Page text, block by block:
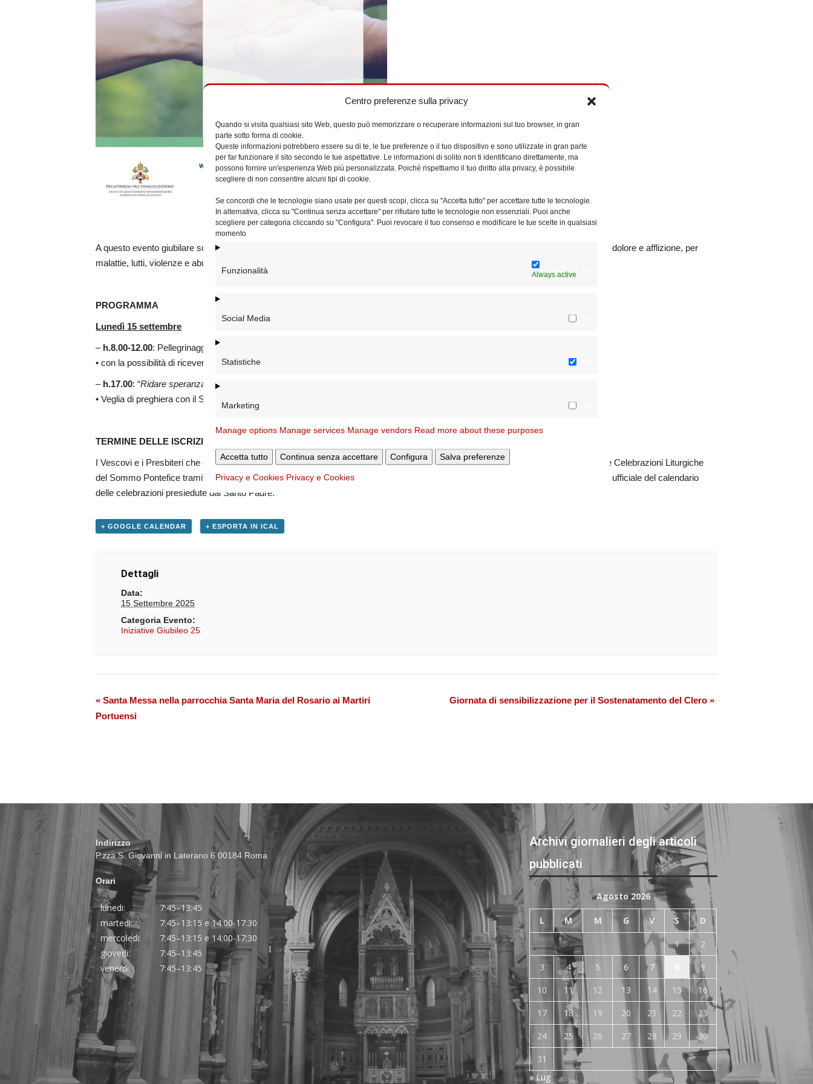
Centro preferenze sulla privacy
Quando si visita qualsiasi sito Web, questo può memorizzare o recuperare informazioni sul tuo browser, in gran
parte sotto forma di cookie.
Queste informazioni potrebbero essere su di te, le tue preferenze o il tuo dispositivo e sono utilizzate in gran parte
per far funzionare il sito secondo le tue aspettative. Le informazioni di solito non ti identificano direttamente, ma
possono fornire un'esperienza Web più personalizzata. Poiché rispettiamo il tuo diritto alla privacy, è possibile
scegliere di non consentire alcuni tipi di cookie.
Se concordi che le tecnologie siano usate per questi scopi, clicca su "Accetta tutto" per accettare tutte le tecnologie.
In alternativa, clicca su "Continua senza accettare" per rifiutare tutte le tecnologie non essenziali. Puoi anche
scegliere per categoria cliccando su "Configura". Puoi revocare il tuo consenso e modificare le tue scelte in qualsiasi
momento
Funzionalità Always active
Social Media
Statistiche
Marketing
Manage options Manage services Manage vendors Read more about these purposes
Accetta tutto Continua senza accettare Configura Salva preferenze
Privacy e Cookies Privacy e Cookies
A questo evento giubilare sono particolarmente invitati, insieme ai loro famigliari e amici, tutti coloro che stanno vivendo un tempo di dolore e afflizione, per
malattie, lutti, violenze e abusi subiti.
PROGRAMMA
Lunedì 15 settembre
– h.8.00-12.00: Pellegrinaggio alla Porta Santa
• con la possibilità di ricevere il Sacramento della Riconciliazione nelle chiese giubilari
– h.17.00: “Ridare speranza, asciugando le lacrime
• Veglia di preghiera con il Santo Padre (Basilica di S. Pietro)
TERMINE DELLE ISCRIZIONI
I Vescovi e i Presbiteri che desiderano concelebrare, e i Diaconi che vorranno partecipare, dovranno prenotarsi presso l’Ufficio delle Celebrazioni Liturgiche
del Sommo Pontefice tramite il seguente link:https://biglietti.liturgiepontificie.va/
. Le iscrizioni inizieranno solo dopo la pubblicazione ufficiale del calendario
delle celebrazioni presiedute dal Santo Padre.
+ GOOGLE CALENDAR + ESPORTA IN ICAL
Dettagli
Data:
15 Settembre 2025
Categoria Evento:
Iniziative Giubileo 25
Evento
Navigazione
« Santa Messa nella parrocchia Santa Maria del Rosario ai Martiri
Portuensi
Giornata di sensibilizzazione per il Sostenatamento del Clero »
Indirizzo
P.zza S. Giovanni in Laterano 6 00184 Roma
Orari
lunedi:
7:45–13:45
martedi:
7:45–13:15 e 14:00-17:30
mercoledi:
7:45–13:15 e 14:00-17:30
giovedi:
7:45–13:45
venerdi:
7:45–13:45
Archivi giornalieri degli articoli
pubblicati
Agosto 2026
L M M G V S D
1
2
3
4 5 6 7
9
10
11 12 13 14 15
16
17
18 19 20 21 22
23
24
25 26 27 28 29
30
31
« Lug